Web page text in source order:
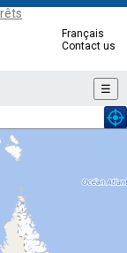
Français
Contact us
☰